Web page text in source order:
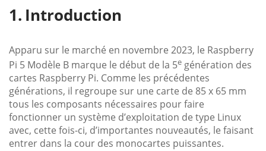
Introduction
Apparu sur le marché en novembre 2023, le Raspberry
Pi 5 Modèle B marque le début de la 5e génération des
cartes Raspberry Pi. Comme les précédentes
générations, il regroupe sur une carte de 85 x 65 mm
tous les composants nécessaires pour faire
fonctionner un système d’exploitation de type Linux
avec, cette fois-ci, d’importantes nouveautés, le faisant
entrer dans la cour des monocartes puissantes.